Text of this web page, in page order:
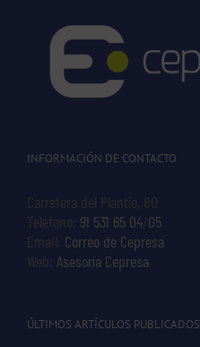
INFORMACIÓN DE CONTACTO
Carretera del Plantío, 80
Teléfono: 91 531 65 04 05
Email: Correo de Cepresa
Web: Asesoría Cepresa
ÚLTIMOS ARTÍCULOS PUBLICADOS